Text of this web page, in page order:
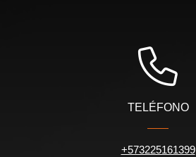
TELÉFONO
+573225161399